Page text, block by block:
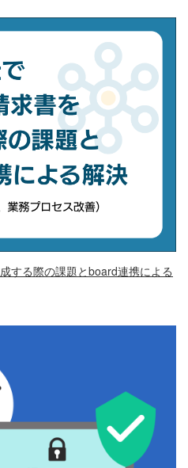
する際の課題とboard連携による